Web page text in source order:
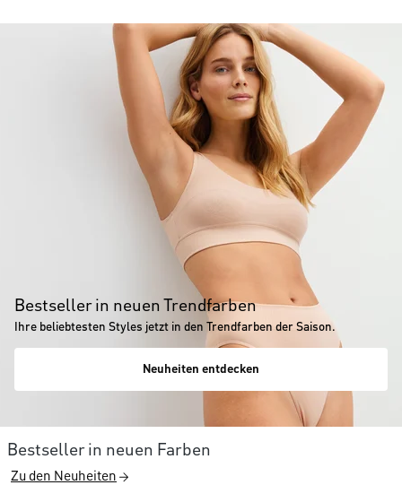
Bestseller in neuen Trendfarben
Ihre beliebtesten Styles jetzt in den Trendfarben der Saison.
Neuheiten entdecken
Bestseller in neuen Farben
Zu den Neuheiten